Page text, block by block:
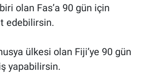
olan Fas’a 90 gün için
edebilirsin.
ülkesi olan Fiji’ye 90 gün
yapabilirsin.